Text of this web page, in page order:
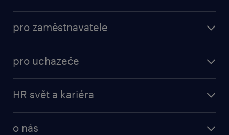
pro zaměstnavatele
pro uchazeče
HR svět a kariéra
o nás